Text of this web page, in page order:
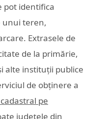
pot identifica
unui teren,
Extrasele de
de la primărie,
alte instituții publice
de obținere a
pe
județele din